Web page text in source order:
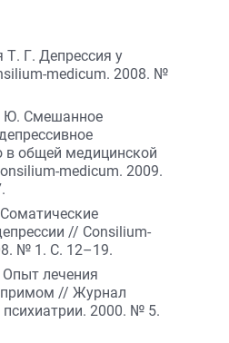
Т. Г. Депрессия у
medicum. 2008. №
Ю. Смешанное
в общей медицинской
medicum. 2009.
// Сonsilium-
№ 1. С. 12–19.
лечения
// Журнал
психиатрии. 2000. № 5.